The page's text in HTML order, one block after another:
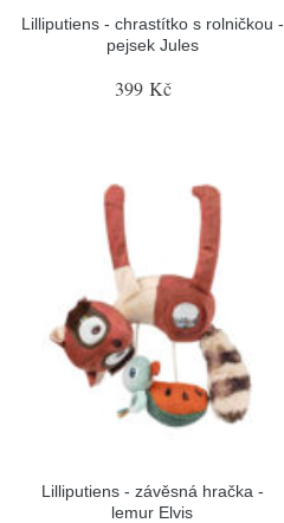
Lilliputiens - chrastítko s rolničkou -
pejsek Jules
399 Kč
Lilliputiens - závěsná hračka -
lemur Elvis